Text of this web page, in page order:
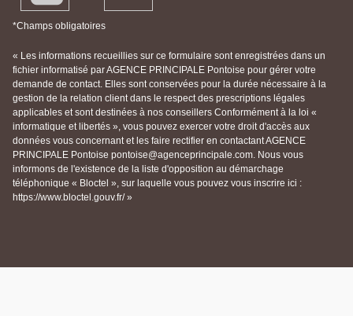
*Champs obligatoires
« Les informations recueillies sur ce formulaire sont enregistrées dans un
fichier informatisé par AGENCE PRINCIPALE Pontoise pour gérer votre
demande de contact. Elles sont conservées pour la durée nécessaire à la
gestion de la relation client dans le respect des prescriptions légales
applicables et sont destinées à nos conseillers Conformément à la loi «
informatique et libertés », vous pouvez exercer votre droit d'accès aux
données vous concernant et les faire rectifier en contactant AGENCE
PRINCIPALE Pontoise pontoise@agenceprincipale.com. Nous vous
informons de l'existence de la liste d'opposition au démarchage
téléphonique « Bloctel », sur laquelle vous pouvez vous inscrire ici :
https://www.bloctel.gouv.fr/ »